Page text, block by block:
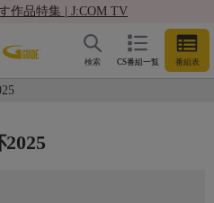
作品特集 | J:COM TV
CS番組一覧 番組表
検索